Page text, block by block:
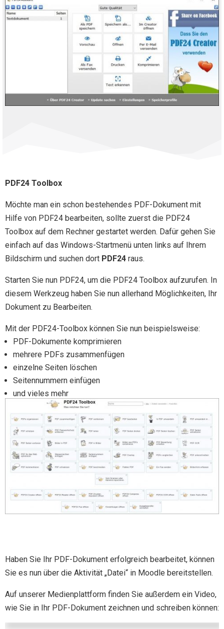
PDF24 Toolbox
Möchte man ein schon bestehendes PDF-Dokument mit
Hilfe von PDF24 bearbeiten, sollte zuerst die PDF24
Toolbox auf dem Rechner gestartet werden. Dafür gehen Sie
einfach auf das Windows-Startmenü unten links auf Ihrem
Bildschirm und suchen dort PDF24 raus.
Starten Sie nun PDF24, um die PDF24 Toolbox aufzurufen. In
diesem Werkzeug haben Sie nun allerhand Möglichkeiten, Ihr
Dokument zu Bearbeiten.
Mit der PDF24-Toolbox können Sie nun beispielsweise:
PDF-Dokumente komprimieren
mehrere PDFs zusammenfügen
einzelne Seiten löschen
Seitennummern einfügen
und vieles mehr
Haben Sie Ihr PDF-Dokument erfolgreich bearbeitet, können
Sie es nun über die Aktivität „Datei“ in Moodle bereitstellen.
Auf unserer Medienplattform finden Sie außerdem ein Video,
wie Sie in Ihr PDF-Dokument zeichnen und schreiben können: